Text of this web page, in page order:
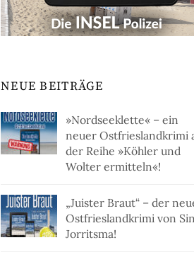
NEUE BEITRÄGE
»Nordseeklette« – ein
neuer Ostfrieslandkrimi
der Reihe »Köhler und
Wolter ermitteln«!
„Juister Braut“ – der
Ostfrieslandkrimi von
Jorritsma!